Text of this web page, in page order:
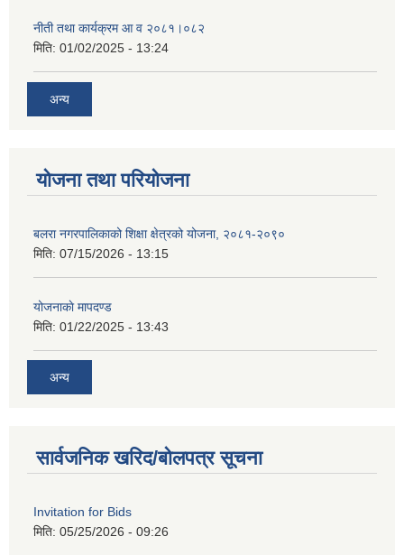
नीती तथा कार्यक्रम आ व २०८१।०८२
मिति: 01/02/2025 - 13:24
अन्य
योजना तथा परियोजना
बलरा नगरपालिकाको शिक्षा क्षेत्रको योजना, २०८१-२०९०
मिति: 07/15/2026 - 13:15
योजनाकाे मापदण्ड
मिति: 01/22/2025 - 13:43
अन्य
सार्वजनिक खरिद/बोलपत्र सूचना
Invitation for Bids
मिति: 05/25/2026 - 09:26